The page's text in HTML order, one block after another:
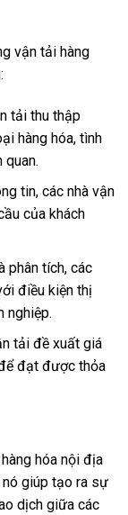
vận tải hàng
tải thu thập
hàng hóa, tình
quan.
tin, các nhà vận
của khách
phân tích, các
điều kiện thị
nghiệp.
tải đề xuất giá
đạt được thỏa
hóa nội địa
giúp tạo ra sự
dịch giữa các